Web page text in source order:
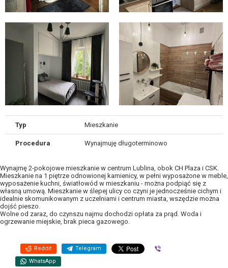
Typ Mieszkanie
Procedura Wynajmuję długoterminowo
Wynajmę 2-pokojowe mieszkanie w centrum Lublina, obok CH Plaza i CSK.
Mieszkanie na 1 piętrze odnowionej kamienicy, w pełni wyposażone w meble,
wyposażenie kuchni, światłowód w mieszkaniu - można podpiąć się z
własną umową. Mieszkanie w ślepej ulicy co czyni je jednocześnie cichym i
idealnie skomunikowanym z uczelniami i centrum miasta, wszędzie można
dojść pieszo.
Wolne od zaraz, do czynszu najmu dochodzi opłata za prąd. Woda i
ogrzewanie miejskie, brak pieca gazowego.
Reddit Telegram
WhatsApp